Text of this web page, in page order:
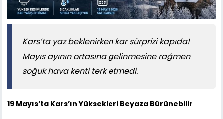
Kars’ta yaz beklenirken kar sürprizi kapıda!
Mayıs ayının ortasına gelinmesine rağmen
soğuk hava kenti terk etmedi.
19 Mayıs’ta Kars’ın Yüksekleri Beyaza Bürünebilir